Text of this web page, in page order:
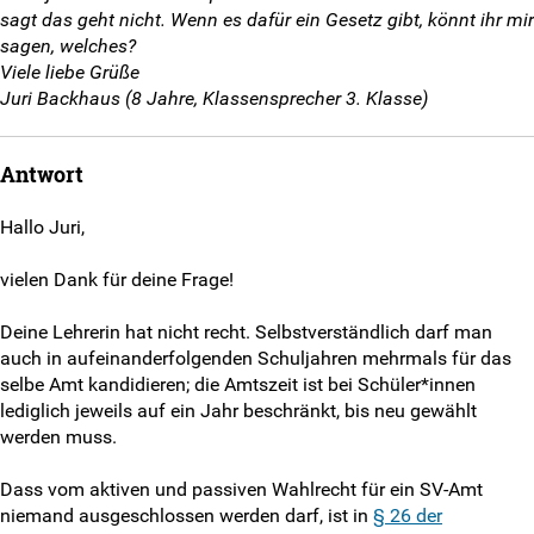
Weitersurfen
Termine
Shop
Kontakt
Kontaktformular
SV-Kontakt
Anmeldeformular
sagt das geht nicht. Wenn es dafür ein Gesetz gibt, könnt ihr mir
sagen, welches?
Viele liebe Grüße
Juri Backhaus (8 Jahre, Klassensprecher 3. Klasse)
Antwort
Hallo Juri,
vielen Dank für deine Frage!
Deine Lehrerin hat nicht recht. Selbstverständlich darf man
auch in aufeinanderfolgenden Schuljahren mehrmals für das
selbe Amt kandidieren; die Amtszeit ist bei Schüler*innen
lediglich jeweils auf ein Jahr beschränkt, bis neu gewählt
werden muss.
Dass vom aktiven und passiven Wahlrecht für ein SV-Amt
niemand ausgeschlossen werden darf, ist in § 26 der